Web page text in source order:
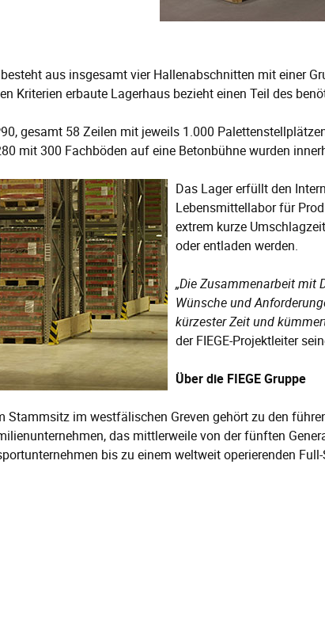
aus insgesamt vier Hallenabschnitten mit einer
Kriterien erbaute Lagerhaus bezieht einen Teil des
gesamt 58 Zeilen mit jeweils 1.000
mit 300 Fachböden auf eine Betonbühne wurden
Das Lager erfüllt den
Lebensmittellabor für
extrem kurze
oder entladen werden.
„Die Zusammenarbeit mit
Wünsche und
kürzester Zeit und
der FIEGE-Projektleiter
Über die FIEGE Gruppe
Stammsitz im westfälischen Greven gehört zu den
das mittlerweile von der fünften
bis zu einem weltweit operierenden